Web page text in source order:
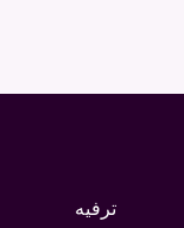
ترفيه